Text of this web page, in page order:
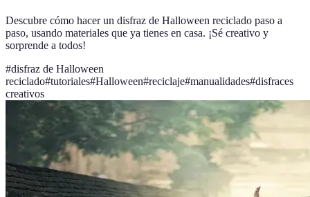
Descubre cómo hacer un disfraz de Halloween reciclado paso a
paso, usando materiales que ya tienes en casa. ¡Sé creativo y
sorprende a todos!
#disfraz de Halloween
reciclado#tutoriales#Halloween#reciclaje#manualidades#disfraces
creativos